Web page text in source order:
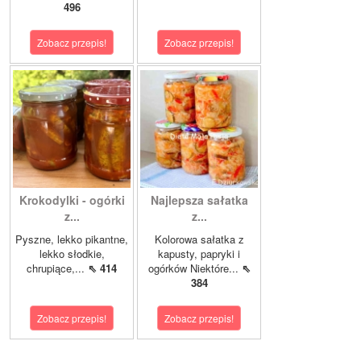
496
Zobacz przepis! Zobacz przepis!
Krokodylki - ogórki
z...
Pyszne, lekko pikantne,
lekko słodkie,
chrupiące,... ⇖ 414
Zobacz przepis!
Najlepsza sałatka
z...
Kolorowa sałatka z
kapusty, papryki i
ogórków Niektóre... ⇖
384
Zobacz przepis!